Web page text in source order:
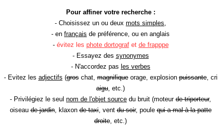
Pour affiner votre recherche :
- Choisissez un ou deux mots simples,
- en français de préférence, ou en anglais
- évitez les phote dortografet de frapppe
- Essayez des synonymes
- N'accordez pas les verbes
- Evitez les adjectifs (groschat,magnifiqueorage, explosionpuissante, cri
aigu, etc.)
- Privilégiez le seul nom de l'objet source du bruit (moteur de triporteur,
oiseaude jardin, klaxonde taxi, ventdu soir, poulequi a mal à la patte
droite, etc.)